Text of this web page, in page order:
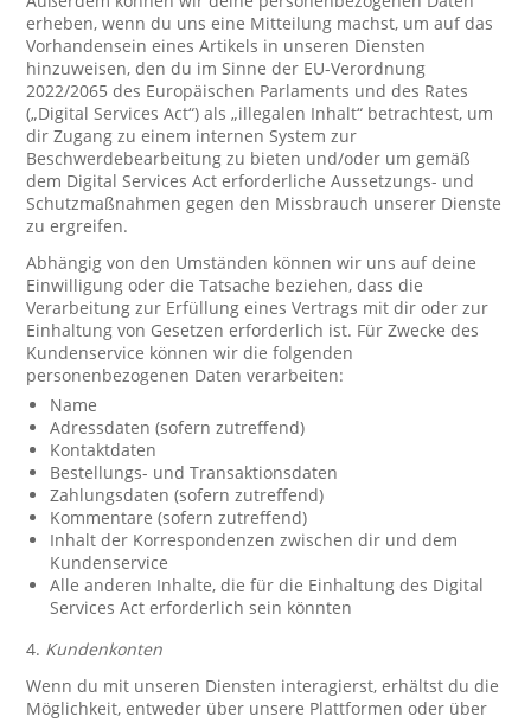
erheben, wenn du uns eine Mitteilung machst, um auf das
Vorhandensein eines Artikels in unseren Diensten
hinzuweisen, den du im Sinne der EU-Verordnung
2022/2065 des Europäischen Parlaments und des Rates
(„Digital Services Act“) als „illegalen Inhalt“ betrachtest, um
dir Zugang zu einem internen System zur
Beschwerdebearbeitung zu bieten und/oder um gemäß
dem Digital Services Act erforderliche Aussetzungs- und
Schutzmaßnahmen gegen den Missbrauch unserer Dienste
zu ergreifen.
Abhängig von den Umständen können wir uns auf deine
Einwilligung oder die Tatsache beziehen, dass die
Verarbeitung zur Erfüllung eines Vertrags mit dir oder zur
Einhaltung von Gesetzen erforderlich ist. Für Zwecke des
Kundenservice können wir die folgenden
personenbezogenen Daten verarbeiten:
Name
Adressdaten (sofern zutreffend)
Kontaktdaten
Bestellungs- und Transaktionsdaten
Zahlungsdaten (sofern zutreffend)
Kommentare (sofern zutreffend)
Inhalt der Korrespondenzen zwischen dir und dem
Kundenservice
Alle anderen Inhalte, die für die Einhaltung des Digital
Services Act erforderlich sein könnten
4. Kundenkonten
Wenn du mit unseren Diensten interagierst, erhältst du die
Möglichkeit, entweder über unsere Plattformen oder über